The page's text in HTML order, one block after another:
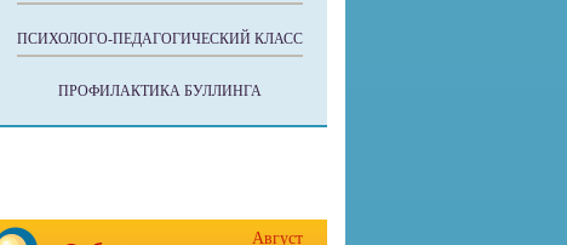
ПСИХОЛОГО-ПЕДАГОГИЧЕСКИЙ КЛАСС
ПРОФИЛАКТИКА БУЛЛИНГА
Август